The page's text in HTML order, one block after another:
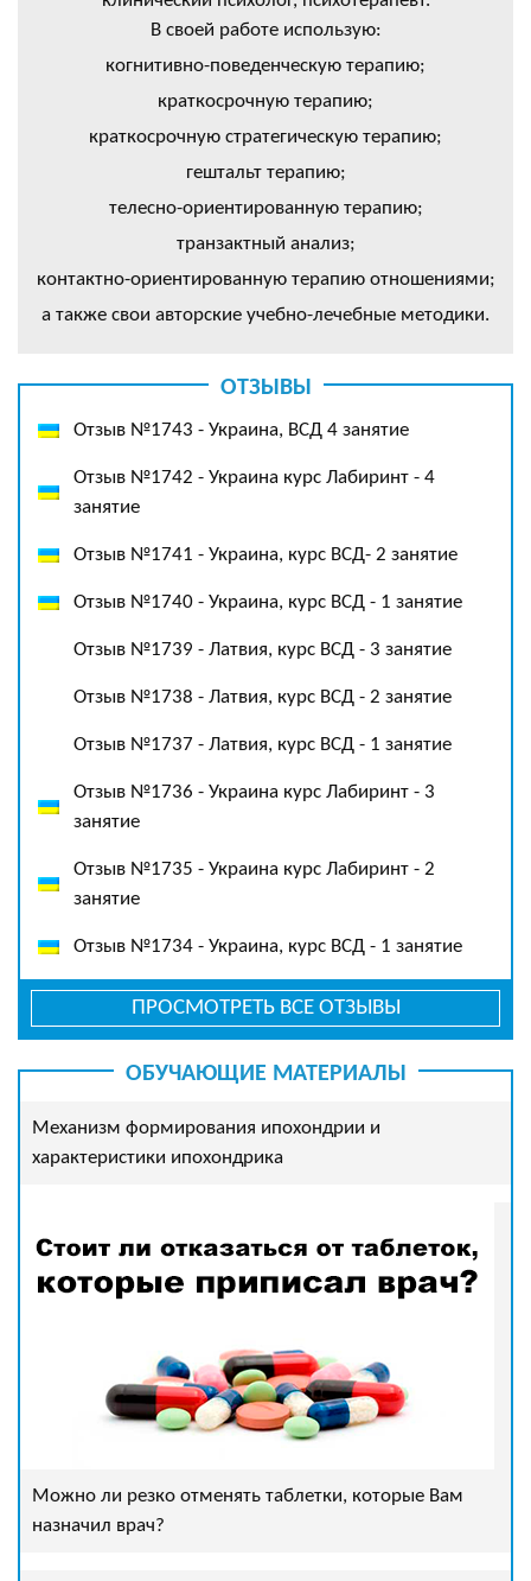
В своей работе использую:
когнитивно-поведенческую терапию;
краткосрочную терапию;
краткосрочную стратегическую терапию;
гештальт терапию;
телесно-ориентированную терапию;
транзактный анализ;
контактно-ориентированную терапию отношениями;
а также свои авторские учебно-лечебные методики.
ОТЗЫВЫ
Отзыв №1743 - Украина, ВСД 4 занятие
Отзыв №1742 - Украина курс Лабиринт - 4
занятие
Отзыв №1741 - Украина, курс ВСД- 2 занятие
Отзыв №1740 - Украина, курс ВСД - 1 занятие
Отзыв №1739 - Латвия, курс ВСД - 3 занятие
Отзыв №1738 - Латвия, курс ВСД - 2 занятие
Отзыв №1737 - Латвия, курс ВСД - 1 занятие
Отзыв №1736 - Украина курс Лабиринт - 3
занятие
Отзыв №1735 - Украина курс Лабиринт - 2
занятие
Отзыв №1734 - Украина, курс ВСД - 1 занятие
ПРОСМОТРЕТЬ ВСЕ ОТЗЫВЫ
ОБУЧАЮЩИЕ МАТЕРИАЛЫ
Механизм формирования ипохондрии и
характеристики ипохондрика
Можно ли резко отменять таблетки, которые Вам
назначил врач?